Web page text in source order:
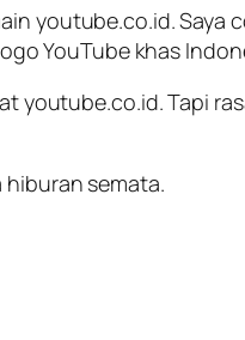
youtube.co.id. Saya
YouTube khas
youtube.co.id. Tapi
hiburan semata.